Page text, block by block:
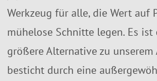
Werkzeug für alle, die Wert auf
mühelose Schnitte legen. Es
größere Alternative zu
besticht durch eine